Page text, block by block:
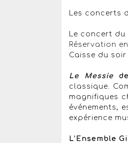
Les concerts
Le concert du
Réservation
Caisse du
Le Messiede
classique.
magnifiques
événements,
expérience
L’Ensemble